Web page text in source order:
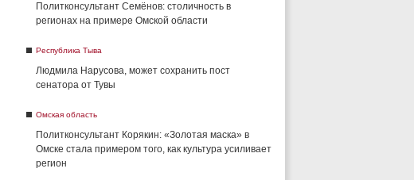
Политконсультант Семёнов: столичность в
регионах на примере Омской области
Республика Тыва
Людмила Нарусова, может сохранить пост
сенатора от Тувы
Омская область
Политконсультант Корякин: «Золотая маска» в
Омске стала примером того, как культура усиливает
регион